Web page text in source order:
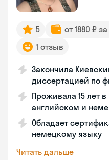
5 от 1880 ₽
1 отзыв
Закончила
диссертацией по
Проживала 15 лет
английском и
Обладает
немецкому языку
Читать дальше